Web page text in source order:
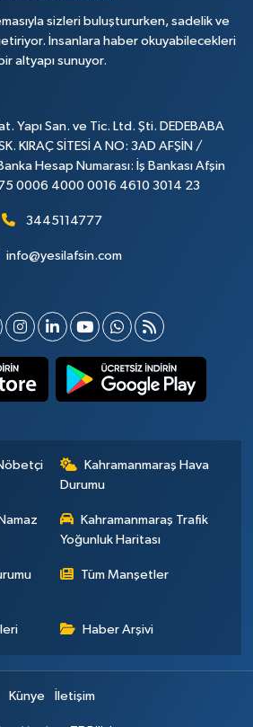
sizleri buluştururken, sadelik ve
İnsanlara haber okuyabilecekleri
bir altyapı sunuyor.
Yapı San. ve Tic. Ltd. Şti. DEDEBABA
KIRAÇ SİTESİ A NO: 3AD AFŞİN /
Hesap Numarası: İş Bankası Afşin
0006 4000 0016 4610 3014 23
3445114777
info@yesilafsin.com
Kahramanmaraş Hava
Durumu
Kahramanmaraş Trafik
Yoğunluk Haritası
Tüm Manşetler
Haber Arşivi
Künye İletişim